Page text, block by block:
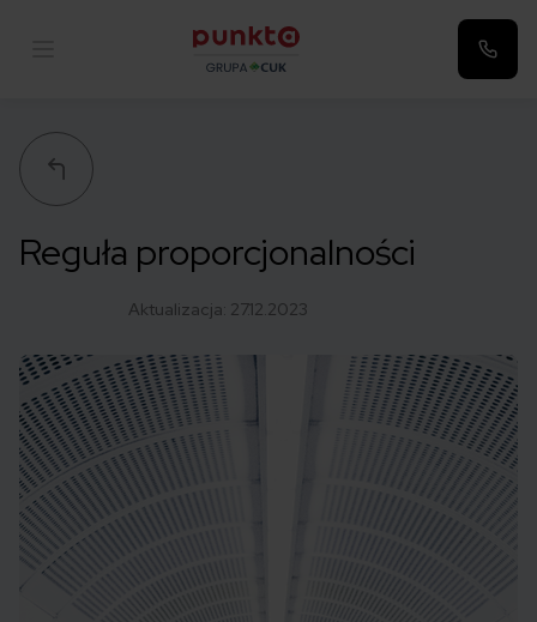
Reguła proporcjonalności
Aktualizacja: 27.12.2023